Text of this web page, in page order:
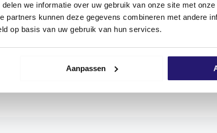
we informatie over uw gebruik van onze site met
partners kunnen deze gegevens combineren met andere
op basis van uw gebruik van hun services.
Aanpassen
können sowohl im Innen- als auch im Außenbereich
sind eine bessere Kraftübertragung zwischen
Das erleichtert die Montage.
eine optimale Verbindung. Screwdump-Schrauben
und das Eindrehen erleichtert. Die Schraube hat
Douglas empfohlen!
Palette von Anwendungen eingesetzt und